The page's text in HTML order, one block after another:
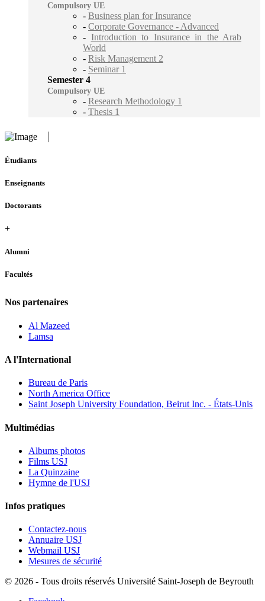
Compulsory UE
- Business plan for Insurance
- Corporate Governance - Advanced
- Introduction to Insurance in the Arab
World
- Risk Management 2
- Seminar 1
Semester 4
Compulsory UE
- Research Methodology 1
- Thesis 1
Étudiants
Enseignants
Doctorants
+
Alumni
Facultés
Nos partenaires
Al Mazeed
Lamsa
A l'International
Bureau de Paris
North America Office
Saint Joseph University Foundation, Beirut Inc. - États-Unis
Multimédias
Albums photos
Films USJ
La Quinzaine
Hymne de l'USJ
Infos pratiques
Contactez-nous
Annuaire USJ
Webmail USJ
Mesures de sécurité
© 2026 - Tous droits réservés Université Saint-Joseph de Beyrouth